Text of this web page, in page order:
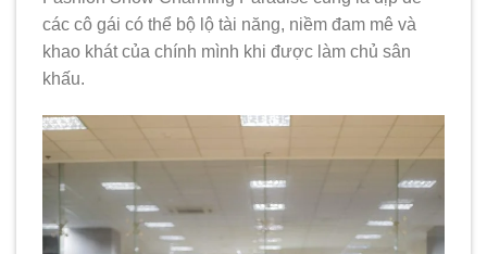
các cô gái có thể bộ lộ tài năng, niềm đam mê và
khao khát của chính mình khi được làm chủ sân
khấu.